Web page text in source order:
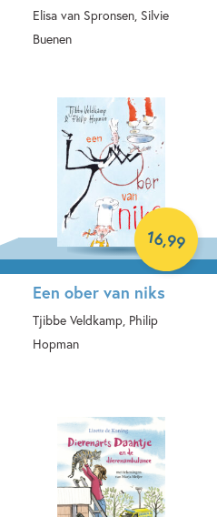
Elisa van Spronsen, Silvie
Buenen
Een ober van niks
Tjibbe Veldkamp, Philip
Hopman
16,99